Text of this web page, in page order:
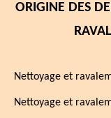
ORIGINE DES
Nettoyage et
Nettoyage et